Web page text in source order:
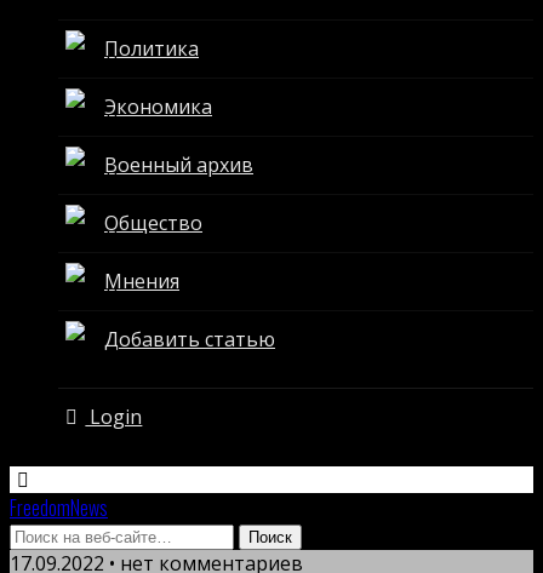
Политика
Экономика
Военный архив
Общество
Мнения
Добавить статью
Login
FreedomNews
17.09.2022 • нет комментариев